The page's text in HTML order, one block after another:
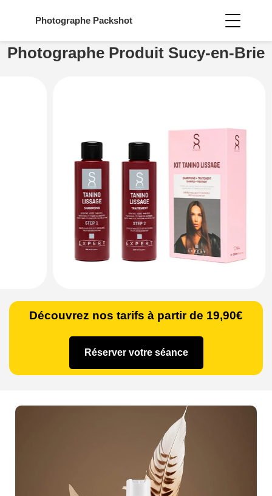
Photographe Packshot
Photographe Produit Sucy-en-Brie
Découvrez nos tarifs à partir de 19,90€
Réserver votre séance